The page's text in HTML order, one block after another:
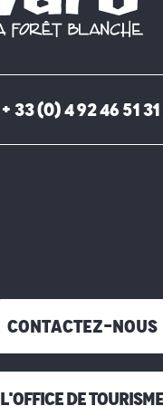
+ 33 (0) 4 92 46 51 31
CONTACTEZ-NOUS
L'OFFICE DE TOURISME